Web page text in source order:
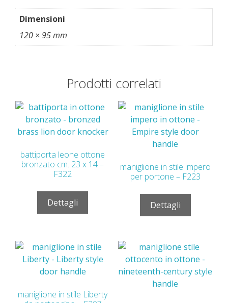
Dimensioni
120 × 95 mm
Prodotti correlati
battiporta leone ottone
bronzato cm. 23 x 14 –
F322
Dettagli
maniglione in stile impero
per portone – F223
Dettagli
maniglione in stile Liberty